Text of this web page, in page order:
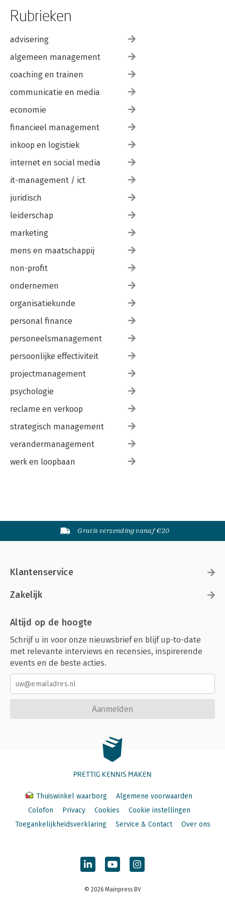
Acknowledgments (1st Edition)
About the Authors
Rubrieken
advisering
algemeen management
coaching en trainen
communicatie en media
economie
financieel management
inkoop en logistiek
internet en social media
it-management / ict
juridisch
leiderschap
marketing
mens en maatschappij
non-profit
ondernemen
organisatiekunde
personal finance
personeelsmanagement
persoonlijke effectiviteit
projectmanagement
psychologie
reclame en verkoop
strategisch management
verandermanagement
werk en loopbaan
Gratis verzending vanaf €20
Klantenservice
Zakelijk
Altijd op de hoogte
Schrijf u in voor onze nieuwsbrief en blijf up-to-date
met relevante interviews en recensies, inspirerende
events en de beste acties.
Aanmelden
PRETTIG KENNIS MAKEN
Thuiswinkel waarborg
Algemene voorwaarden
Colofon
Privacy Cookies
Cookie instellingen
Toegankelijkheidsverklaring
Service & Contact Over ons
© 2026 Mainpress BV